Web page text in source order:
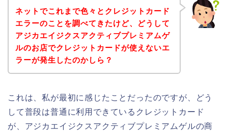
ネットでこれまで色々とクレジットカード
エラーのことを調べてきたけど、どうして
アジカエイジクスアクティブプレミアムゲ
ルのお店でクレジットカードが使えないエ
ラーが発生したのかしら？
これは、私が最初に感じたことだったのですが、どう
して普段は普通に利用できているクレジットカード
が、アジカエイジクスアクティブプレミアムゲルの商